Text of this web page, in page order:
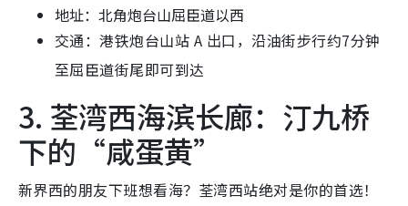
地址：北角炮台山屈臣道以西
交通：港铁炮台山站 A 出口，沿油街步行约7分钟
至屈臣道街尾即可到达
3. 荃湾西海滨长廊：汀九桥
下的“咸蛋黄”
新界西的朋友下班想看海？荃湾西站绝对是你的首选！